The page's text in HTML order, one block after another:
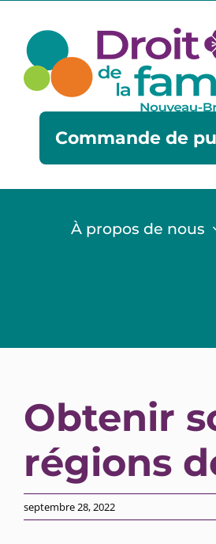
content
Commande de
À propos de nous
Obtenir
régions
septembre 28, 2022